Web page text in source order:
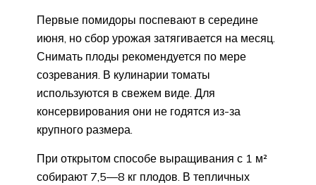
Первые помидоры поспевают в середине
июня, но сбор урожая затягивается на месяц.
Снимать плоды рекомендуется по мере
созревания. В кулинарии томаты
используются в свежем виде. Для
консервирования они не годятся из-за
крупного размера.
При открытом способе выращивания с 1 м²
собирают 7,5—8 кг плодов. В тепличных